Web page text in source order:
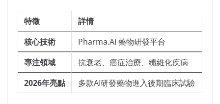
特徵
詳情
核心技術
Pharma.AI 藥物研發平台
專注領域
抗衰老、癌症治療、纖維化疾病
2026年亮點
多款AI研發藥物進入後期臨床試驗